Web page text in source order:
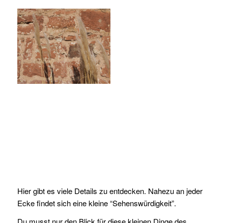
Hier gibt es viele Details zu entdecken. Nahezu an jeder
Ecke findet sich eine kleine “Sehenswürdigkeit”.